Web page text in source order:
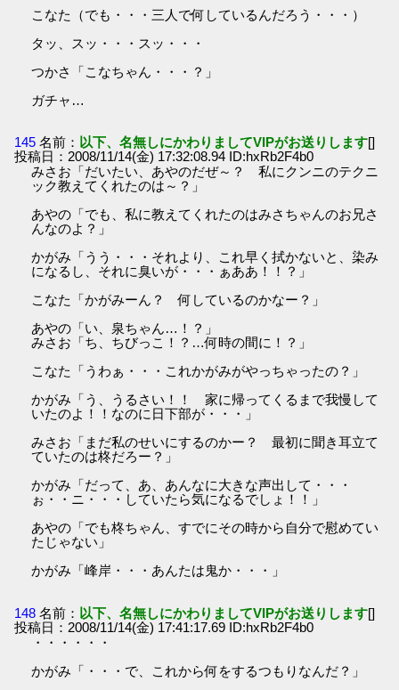
こなた（でも・・・三人で何しているんだろう・・・）
タッ、スッ・・・スッ・・・
つかさ「こなちゃん・・・？」
ガチャ…
145 名前： 以下、名無しにかわりましてVIPがお送りします[]
投稿日：2008/11/14(金) 17:32:08.94 ID:hxRb2F4b0
みさお「だいたい、あやのだぜ～？ 私にクンニのテクニ
ック教えてくれたのは～？」
あやの「でも、私に教えてくれたのはみさちゃんのお兄さ
んなのよ？」
かがみ「うう・・・それより、これ早く拭かないと、染み
になるし、それに臭いが・・・ぁああ！！？」
こなた「かがみーん？ 何しているのかなー？」
あやの「い、泉ちゃん…！？」
みさお「ち、ちびっこ！？…何時の間に！？」
こなた「うわぁ・・・これかがみがやっちゃったの？」
かがみ「う、うるさい！！ 家に帰ってくるまで我慢して
いたのよ！！なのに日下部が・・・」
みさお「まだ私のせいにするのかー？ 最初に聞き耳立て
ていたのは柊だろー？」
かがみ「だって、あ、あんなに大きな声出して・・・
ぉ・・ニ・・・していたら気になるでしょ！！」
あやの「でも柊ちゃん、すでにその時から自分で慰めてい
たじゃない」
かがみ「峰岸・・・あんたは鬼か・・・」
148 名前： 以下、名無しにかわりましてVIPがお送りします[]
投稿日：2008/11/14(金) 17:41:17.69 ID:hxRb2F4b0
・・・・・・
かがみ「・・・で、これから何をするつもりなんだ？」